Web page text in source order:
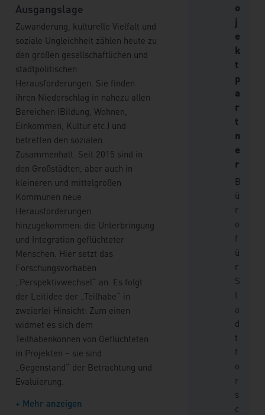
Ausgangslage
Zuwanderung, kulturelle Vielfalt und
soziale Ungleichheit zählen heute zu
den großen gesellschaftlichen und
stadtpolitischen
Herausforderungen. Sie finden
ihren Niederschlag in nahezu allen
Bereichen (Bildung, Wohnen,
Einkommen, Kultur etc.) und
betreffen den sozialen
Zusammenhalt. Seit 2015 sind in
den Großstädten, aber auch in
kleineren und mittelgroßen
Kommunen neue
Herausforderungen
hinzugekommen: die Unterbringung
und Integration geflüchteter
Menschen. Hier setzt das
Forschungsvorhaben
„Perspektivwechsel“ an. Es folgt
der Leitidee der „Teilhabe“ in
zweierlei Hinsicht: Zum einen
widmet es sich dem
Teilhabenkönnen von Geflüchteten
in Projekten – sie sind
„Gegenstand“ der Betrachtung und
Evaluierung.
+ Mehr anzeigen
o
j
e
k
t
p
a
r
t
n
e
r
B
ü
r
o
f
ü
r
S
t
a
d
t
f
o
r
s
c